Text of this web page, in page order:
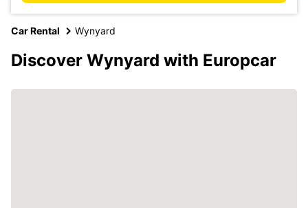
Car Rental Wynyard
Discover Wynyard with Europcar